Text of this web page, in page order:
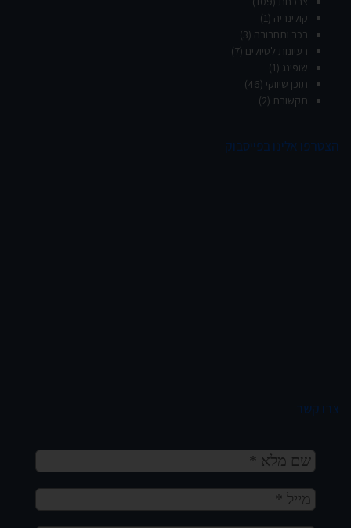
קולינריה (1)
רכב ותחבורה (3)
רעיונות לטיולים (7)
שופינג (1)
תוכן שיווקי (46)
תקשורת (2)
הצטרפו אלינו בפייסבוק
צרו קשר